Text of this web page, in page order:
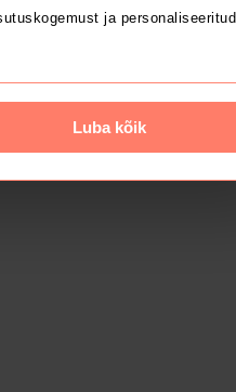
ja personaliseeritud
Luba kõik